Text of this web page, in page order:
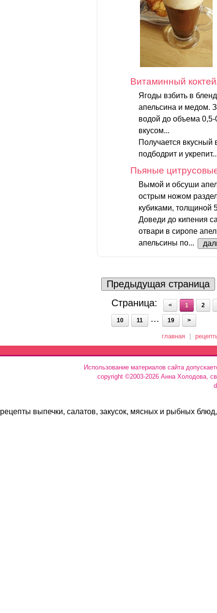
Витаминный
Ягоды взбить в
апельсина и медом.
водой до объема
вкусом...
Получается вкусный
подбодрит и
Пьяные
Вымой и обсуши
острым ножом
кубиками, толщиной
Доведи до кипения
отвари в сиропе
апельсины по...
Предыдущая страница
Страница:
< 1 2
10 11 ... 19 >
главная
Использование материалов сайта
copyright ©2003-2026 Анна Холодова,
рецепты выпечки, салатов, закусок, мясных и рыбных